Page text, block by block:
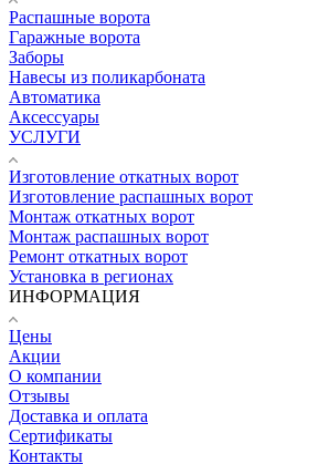
Распашные ворота
Гаражные ворота
Заборы
Навесы из поликарбоната
Автоматика
Аксессуары
УСЛУГИ
Изготовление откатных ворот
Изготовление распашных ворот
Монтаж откатных ворот
Монтаж распашных ворот
Ремонт откатных ворот
Установка в регионах
ИНФОРМАЦИЯ
Цены
Акции
О компании
Отзывы
Доставка и оплата
Сертификаты
Контакты